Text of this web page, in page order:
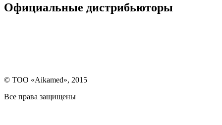
Официальные дистрибьюторы
© ТОО «Aikamed», 2015
Все права защищены